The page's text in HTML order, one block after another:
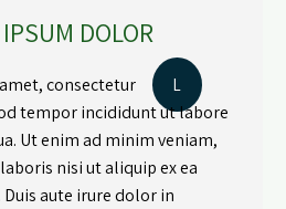
DOLOR
L
consectetur
tempor incididunt ut labore
Ut enim ad minim veniam,
nisi ut aliquip ex ea
aute irure dolor in